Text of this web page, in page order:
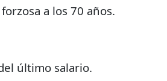
a los 70 años.
último salario.